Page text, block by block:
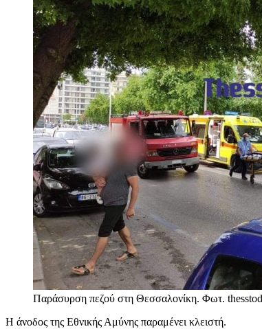
Παράσυρση πεζού στη Θεσσαλονίκη. Φωτ.
Η άνοδος της Εθνικής Αμύνης παραμένει κλειστή.